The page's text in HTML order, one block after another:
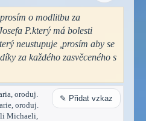
o modlitbu za
P.který má bolesti
neustupuje ,prosím aby se
za každého zasvěceného s
oroduj.
oroduj.
Michaeli,
✎ Přidat vzkaz